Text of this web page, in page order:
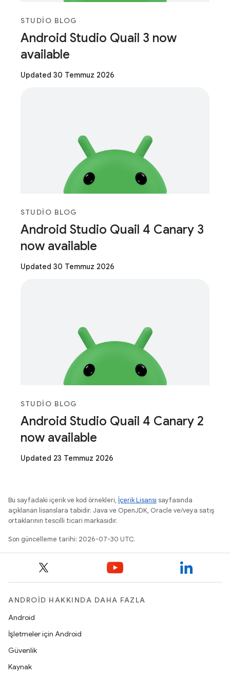
STUDIO BLOG
Android Studio Quail 3 now
available
Updated 30 Temmuz 2026
STUDIO BLOG
Android Studio Quail 4 Canary 3
now available
Updated 30 Temmuz 2026
STUDIO BLOG
Android Studio Quail 4 Canary 2
now available
Updated 23 Temmuz 2026
Bu sayfadaki içerik ve kod örnekleri, İçerik Lisansı sayfasında
açıklanan lisanslara tabidir. Java ve OpenJDK, Oracle ve/veya satış
ortaklarının tescilli ticari markasıdır.
Son güncelleme tarihi: 2026-07-30 UTC.
ANDROID HAKKINDA DAHA FAZLA
Android
İşletmeler için Android
Güvenlik
Kaynak